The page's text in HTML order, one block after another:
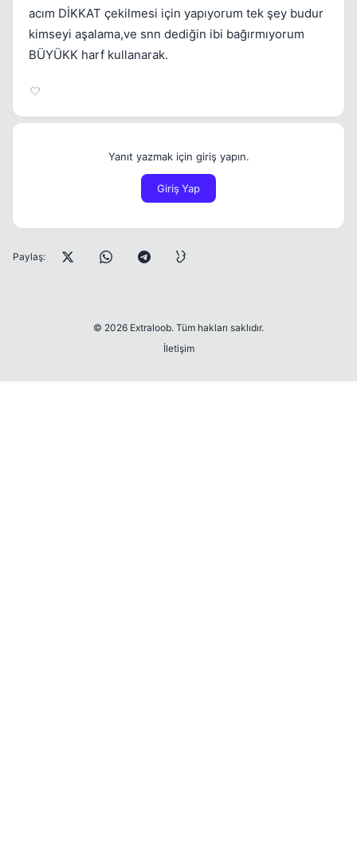
acım DİKKAT çekilmesi için yapıyorum tek şey budur
kimseyi aşalama,ve snn dediğin ibi bağırmıyorum
BÜYÜKK harf kullanarak.
Yanıt yazmak için giriş yapın.
Giriş Yap
Paylaş:
© 2026 Extraloob. Tüm hakları saklıdır.
İletişim